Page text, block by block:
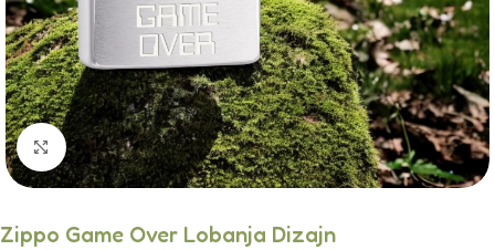
Click to enlarge
Zippo Game Over Lobanja Dizajn